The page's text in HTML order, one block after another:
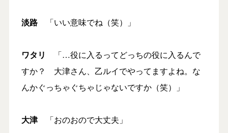
淡路「いい意味でね（笑）」
ワタリ
「…役に入るってどっちの役に入るんで
すか？ 大津さん、乙ルイでやってますよね。な
んかぐっちゃぐちゃじゃないですか（笑）」
大津「おのおので大丈夫」